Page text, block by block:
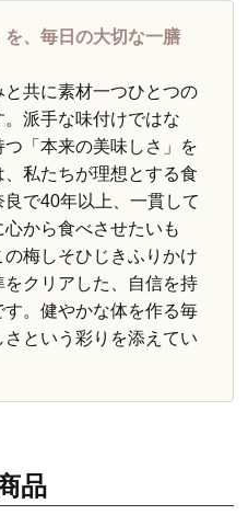
、毎日の大切な一膳
共に素材一つひとつの
派手な味付けではな
「本来の美味しさ」を
私たちが理想とする食
で40年以上、一貫して
から食べさせたいも
梅しそひじきふりかけ
クリアした、自信を持
。健やかな体を作る毎
という彩りを添えてい
品